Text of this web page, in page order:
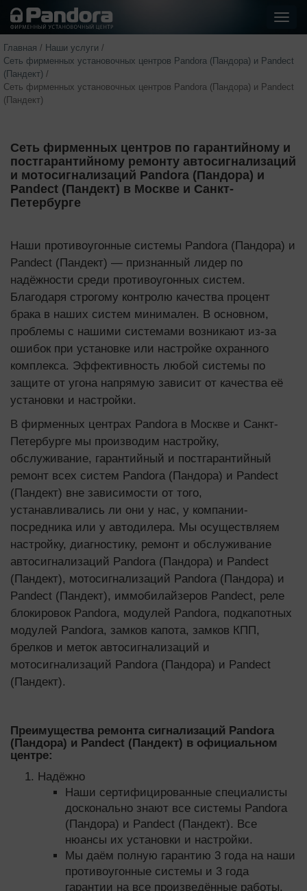
Главная / Наши услуги /
Сеть фирменных установочных центров Pandora (Пандора) и Pandect
(Пандект) /
Сеть фирменных установочных центров Pandora (Пандора) и Pandect
(Пандект)
Сеть фирменных центров по гарантийному и
постгарантийному ремонту автосигнализаций
и мотосигнализаций Pandora (Пандора) и
Pandect (Пандект) в Москве и Санкт-
Петербурге
Наши противоугонные системы Pandora (Пандора) и
Pandect (Пандект) — признанный лидер по
надёжности среди противоугонных систем.
Благодаря строгому контролю качества процент
брака в наших систем минимален. В основном,
проблемы с нашими системами возникают из-за
ошибок при установке или настройке охранного
комплекса. Эффективность любой системы по
защите от угона напрямую зависит от качества её
установки и настройки.
В фирменных центрах Pandora в Москве и Санкт-
Петербурге мы производим настройку,
обслуживание, гарантийный и постгарантийный
ремонт всех систем Pandora (Пандора) и Pandect
(Пандект) вне зависимости от того,
устанавливались ли они у нас, у компании-
посредника или у автодилера. Мы осуществляем
настройку, диагностику, ремонт и обслуживание
автосигнализаций Pandora (Пандора) и Pandect
(Пандект), мотосигнализаций Pandora (Пандора) и
Pandect (Пандект), иммобилайзеров Pandect, реле
блокировок Pandora, модулей Pandora, подкапотных
модулей Pandora, замков капота, замков КПП,
брелков и меток автосигнализаций и
мотосигнализаций Pandora (Пандора) и Pandect
(Пандект).
Преимущества ремонта сигнализаций Pandora
(Пандора) и Pandect (Пандект) в официальном
центре:
Надёжно
Наши сертифицированные специалисты
досконально знают все системы Pandora
(Пандора) и Pandect (Пандект). Все
нюансы их установки и настройки.
Мы даём полную гарантию 3 года на наши
противоугонные системы и 3 года
гарантии на все произведённые работы.